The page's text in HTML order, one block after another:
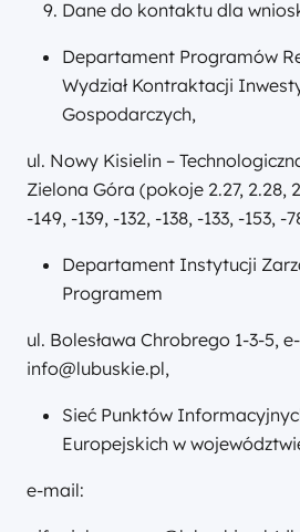
Dane do kontaktu dla
Departament Programów
Wydział Kontraktacji
Gospodarczych,
ul. Nowy Kisielin –
Zielona Góra (pokoje 2.27, 2.28,
-149, -139, -132, -138, -133, -153, -
Departament Instytucji
Programem
ul. Bolesława Chrobrego 1-3-5,
info@lubuskie.pl,
Sieć Punktów
Europejskich w
e-mail: